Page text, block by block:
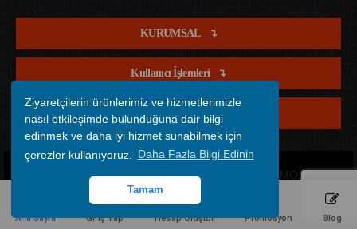
Ziyaretçilerin ürünlerimiz ve hizmetlerimizle
nasıl etkileşimde bulunduğuna dair bilgi
edinmek ve daha iyi hizmet sunabilmek için
çerezler kullanıyoruz.
Daha Fazla Bilgi Edinin
Tamam
Ana Sayfa Giriş Yap Hesap Oluştur Promosyon Blog
KURUMSAL
Kullanıcı İşlemleri
Satış İşlemleri
Copyright © 2012 - 2026 Tüm Hakları Saklıdır. OFİSİMO All rights